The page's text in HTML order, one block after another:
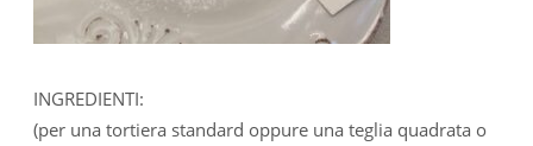
INGREDIENTI:
(per una tortiera standard oppure una teglia quadrata o